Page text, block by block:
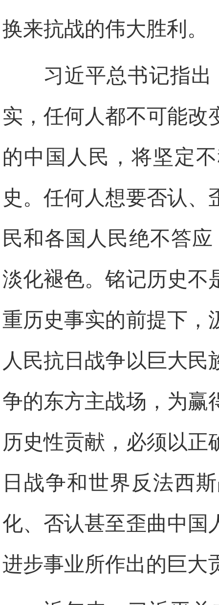
换来抗战的伟大胜利。
习近平总书记指
实，任何人都不可能改
的中国人民，将坚定
史。任何人想要否认、
民和各国人民绝不答
淡化褪色。铭记历史不
重历史事实的前提下，
人民抗日战争以巨大民
争的东方主战场，为赢
历史性贡献，必须以正
日战争和世界反法西
化、否认甚至歪曲中国
进步事业所作出的巨大